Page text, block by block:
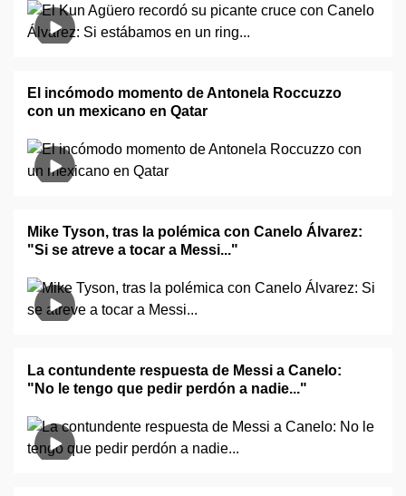
El incómodo momento de Antonela Roccuzzo
con un mexicano en Qatar
Mike Tyson, tras la polémica con Canelo Álvarez:
"Si se atreve a tocar a Messi..."
La contundente respuesta de Messi a Canelo:
"No le tengo que pedir perdón a nadie..."